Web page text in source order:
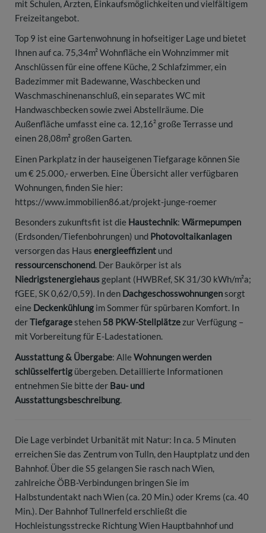
mit Schulen, Ärzten, Einkaufsmöglichkeiten und vielfältigem
Freizeitangebot.
Top 9 ist eine Gartenwohnung in hofseitiger Lage und bietet
Ihnen auf ca. 75,34m² Wohnfläche ein Wohnzimmer mit
Anschlüssen für eine offene Küche, 2 Schlafzimmer, ein
Badezimmer mit Badewanne, Waschbecken und
Waschmaschinenanschluß, ein separates WC mit
Handwaschbecken sowie zwei Abstellräume. Die
Außenfläche umfasst eine ca. 12,16² große Terrasse und
einen 28,08m² großen Garten.
Einen Parkplatz in der hauseigenen Tiefgarage können Sie
um € 25.000,- erwerben. Eine Übersicht aller verfügbaren
Wohnungen, finden Sie hier:
https://www.immobilien86.at/projekt-junge-roemer
Besonders zukunftsfit ist die Haustechnik: Wärmepumpen
(Erdsonden/Tiefenbohrungen) und Photovoltaikanlagen
versorgen das Haus energieeffizient und
ressourcenschonend. Der Baukörper ist als
Niedrigstenergiehaus geplant (HWBRef, SK 31/30 kWh/m²a;
fGEE, SK 0,62/0,59). In den Dachgeschosswohnungensorgt
eine Deckenkühlung im Sommer für spürbaren Komfort. In
derTiefgaragestehen 58 PKW-Stellplätzezur Verfügung –
mit Vorbereitung für E-Ladestationen.
Ausstattung & Übergabe: Alle Wohnungen werden
schlüsselfertig übergeben. Detaillierte Informationen
entnehmen Sie bitte der Bau- und
Ausstattungsbeschreibung.
Die Lage verbindet Urbanität mit Natur: In ca. 5 Minuten
erreichen Sie das Zentrum von Tulln, den Hauptplatz und den
Bahnhof. Über die S5 gelangen Sie rasch nach Wien,
zahlreiche ÖBB-Verbindungen bringen Sie im
Halbstundentakt nach Wien (ca. 20 Min.) oder Krems (ca. 40
Min.). Der Bahnhof Tullnerfeld erschließt die
Hochleistungsstrecke Richtung Wien Hauptbahnhof und